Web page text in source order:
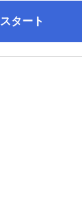
タート